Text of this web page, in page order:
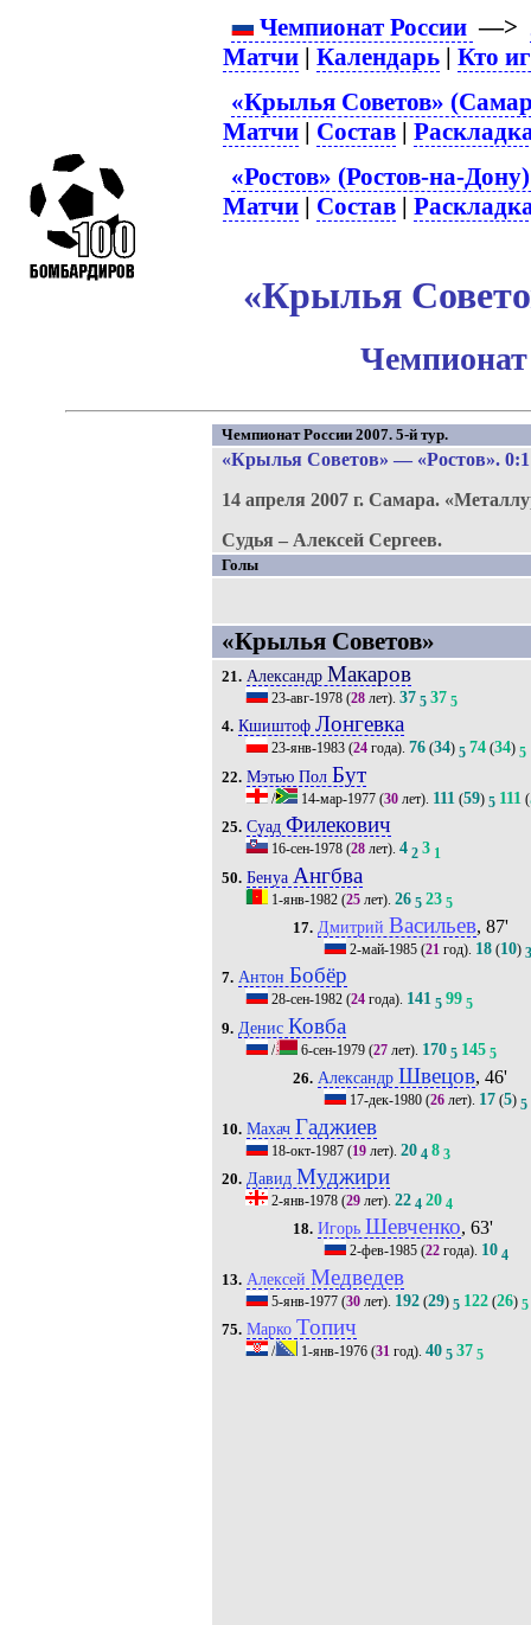
Чемпионат России —>
Матчи |Календарь |Кто
«Крылья Советов»
Матчи | Состав |
«Ростов» (Ростов-на-
Матчи | Состав |
«Крылья
Чемпионат
Чемпионат России 2007. 5-й тур.
«Крылья Советов» — «Ростов».
14 апреля 2007 г. Самара.
Судья – Алексей Сергеев.
Голы
«Крылья Советов»
21. Александр Макаров
23-авг-1978(28лет). 37 5 37 5
4. Кшиштоф Лонгевка
23-янв-1983(24года). 76(34) 5 74(34) 5
22. Мэтью Пол Бут
/ 14-мар-1977(30лет). 111 (59) 5 111 (
25. Суад Филекович
16-сен-1978(28лет). 4 2 3 1
50. Бенуа Ангбва
1-янв-1982(25лет). 26 5 23 5
17. Дмитрий Васильев, 87'
2-май-1985 (21 год). 18 (10)
7. Антон Бобёр
28-сен-1982(24года). 141 5 99 5
9. Денис Ковба
/ 6-сен-1979(27лет). 170 5 145 5
26. Александр Швецов, 46'
17-дек-1980 (26 лет). 17 (5) 5
10. Махач Гаджиев
18-окт-1987(19лет). 20 4 8 3
20. Давид Муджири
2-янв-1978(29лет). 22 4 20 4
18. Игорь Шевченко, 63'
2-фев-1985 (22 года). 10 4
13. Алексей Медведев
5-янв-1977(30лет). 192(29) 5 122(26) 5
75. Марко Топич
/ 1-янв-1976(31год). 40 5 37 5